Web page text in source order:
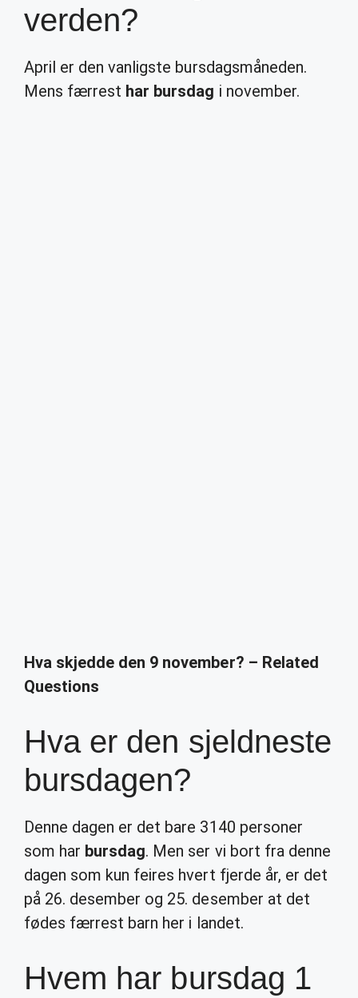
verden?
April er den vanligste bursdagsmåneden.
Mens færrest har bursdag i november.
Hva skjedde den 9 november? – Related
Questions
Hva er den sjeldneste
bursdagen?
Denne dagen er det bare 3140 personer
som har bursdag. Men ser vi bort fra denne
dagen som kun feires hvert fjerde år, er det
på 26. desember og 25. desember at det
fødes færrest barn her i landet.
Hvem har bursdag 1